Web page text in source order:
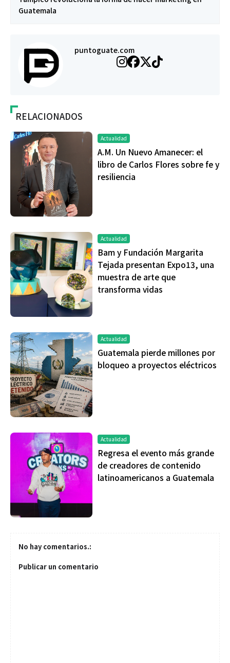
Guatemala
puntoguate.com
RELACIONADOS
Actualidad
A.M. Un Nuevo Amanecer: el
libro de Carlos Flores sobre fe y
resiliencia
Actualidad
Bam y Fundación Margarita
Tejada presentan Expo13, una
muestra de arte que
transforma vidas
Actualidad
Guatemala pierde millones por
bloqueo a proyectos eléctricos
Actualidad
Regresa el evento más grande
de creadores de contenido
latinoamericanos a Guatemala
No hay comentarios.:
Publicar un comentario